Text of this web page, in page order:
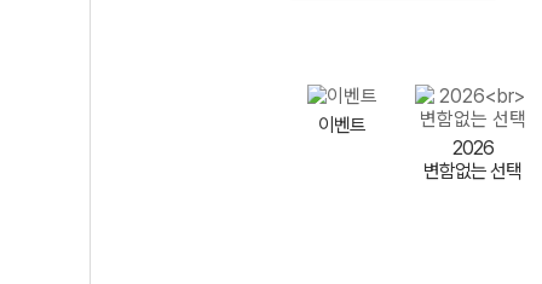
이벤트
2026
변함없는 선택